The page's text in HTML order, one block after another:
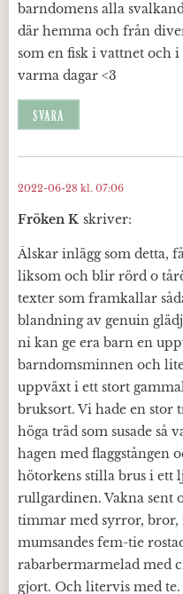
barndomens alla
där hemma och från
som en fisk i vattnet och
varma dagar <3
SVARA
Fröken K skriver:
2022-06-28 kl. 07:06
Älskar inlägg som detta,
liksom och blir rörd o
texter som framkallar
blandning av genuin
ni kan ge era barn en
barndomsminnen och
uppväxt i ett stort
bruksort. Vi hade en stor
höga träd som susade så
hagen med flaggstången
hötorkens stilla brus i ett
rullgardinen. Vakna sent
timmar med syrror, bror,
mumsandes fem-tie
rabarbermarmelad med
gjort. Och litervis med te.